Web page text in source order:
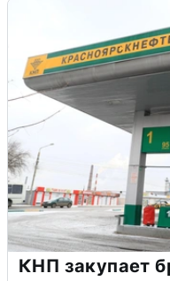
КНП закупает